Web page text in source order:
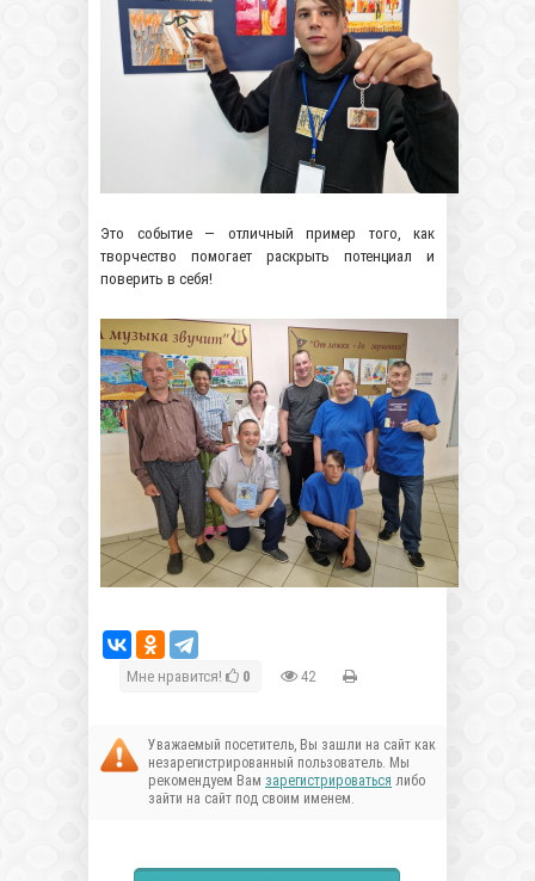
Это событие — отличный пример того, как
творчество помогает раскрыть потенциал и
поверить в себя!
Мне нравится! 0 42
Уважаемый посетитель, Вы зашли на сайт как
незарегистрированный пользователь. Мы
рекомендуем Вам зарегистрироваться либо
зайти на сайт под своим именем.